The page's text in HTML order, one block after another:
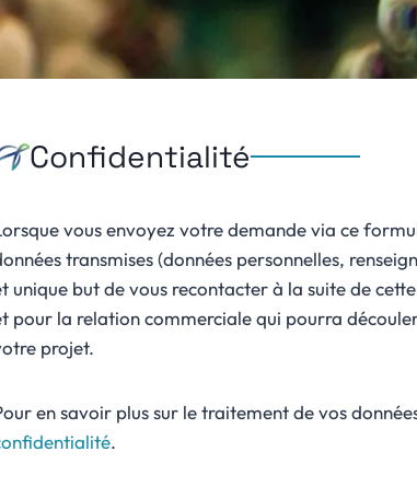
Confidentialité
vous envoyez votre demande via ce
transmises (données personnelles,
unique but de vous recontacter à la suite de
pour la relation commerciale qui pourra
projet.
en savoir plus sur le traitement de vos
.